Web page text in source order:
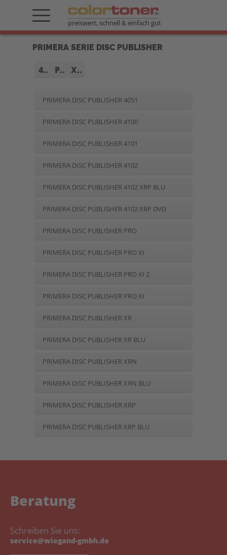
preiswert, schnell & einfach gut
PRIMERA SERIE DISC PUBLISHER
4.. P.. X..
PRIMERA DISC PUBLISHER 4051
PRIMERA DISC PUBLISHER 4100
PRIMERA DISC PUBLISHER 4101
PRIMERA DISC PUBLISHER 4102
PRIMERA DISC PUBLISHER 4102 XRP BLU
PRIMERA DISC PUBLISHER 4102 XRP DVD
PRIMERA DISC PUBLISHER PRO
PRIMERA DISC PUBLISHER PRO XI
PRIMERA DISC PUBLISHER PRO XI 2
PRIMERA DISC PUBLISHER PRO XI
AUTOPRINTER
PRIMERA DISC PUBLISHER XR
PRIMERA DISC PUBLISHER XR BLU
PRIMERA DISC PUBLISHER XRN
PRIMERA DISC PUBLISHER XRN BLU
PRIMERA DISC PUBLISHER XRP
PRIMERA DISC PUBLISHER XRP BLU
Beratung
Schreiben Sie uns:
service@wiegand-gmbh.de